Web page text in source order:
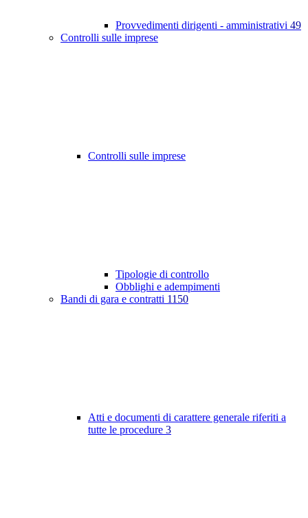
Provvedimenti dirigenti - amministrativi 49
Controlli sulle imprese
Controlli sulle imprese
Tipologie di controllo
Obblighi e adempimenti
Bandi di gara e contratti 1150
Atti e documenti di carattere generale riferiti a
tutte le procedure 3